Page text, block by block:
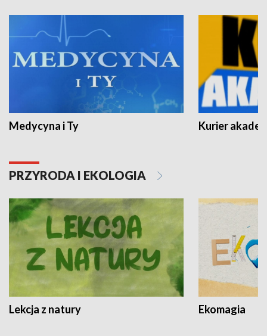
Medycyna i Ty Kurier
PRZYRODA I EKOLOGIA
Lekcja z natury Ekomagia